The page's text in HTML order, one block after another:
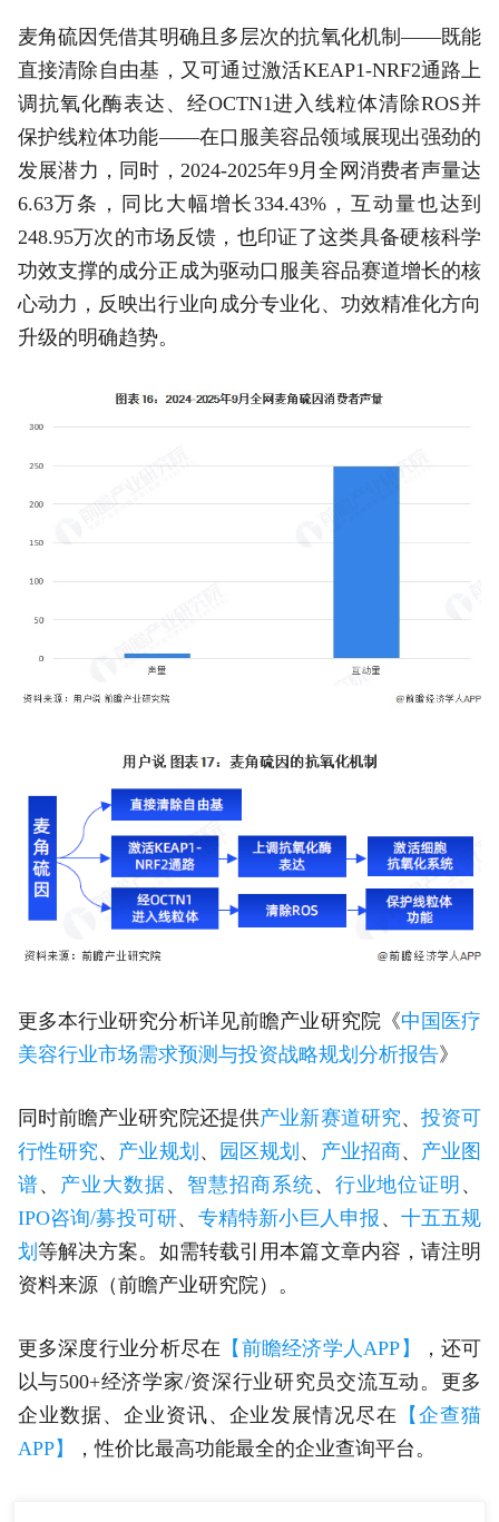
麦角硫因凭借其明确且多层次的抗氧化机制——既能
直接清除自由基，又可通过激活KEAP1-NRF2通路上
调抗氧化酶表达、经OCTN1进入线粒体清除ROS并
保护线粒体功能——在口服美容品领域展现出强劲的
发展潜力，同时，2024-2025年9月全网消费者声量达
6.63万条，同比大幅增长334.43%，互动量也达到
248.95万次的市场反馈，也印证了这类具备硬核科学
功效支撑的成分正成为驱动口服美容品赛道增长的核
心动力，反映出行业向成分专业化、功效精准化方向
升级的明确趋势。
更多本行业研究分析详见前瞻产业研究院《中国医疗
美容行业市场需求预测与投资战略规划分析报告》
同时前瞻产业研究院还提供产业新赛道研究、投资可
行性研究、 产业规划 、 园区规划 、 产业招商、 产业图
谱、 产业大数据、 智慧招商系统、 行业地位证明 、
IPO咨询/募投可研、 专精特新小巨人申报 、 十五五规
划 等解决方案。如需转载引用本篇文章内容，请注明
资料来源（前瞻产业研究院）。
更多深度行业分析尽在 【前瞻经济学人APP】
，还可
以与500+经济学家/资深行业研究员交流互动。更多
企业数据、企业资讯、企业发展情况尽在
【企查猫
APP】
，性价比最高功能最全的企业查询平台。